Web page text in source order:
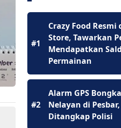
#1
Crazy Food Resmi
Store, Tawarkan
Mendapatkan
Permainan
#2
Alarm GPS
Nelayan di
Ditangkap Polisi